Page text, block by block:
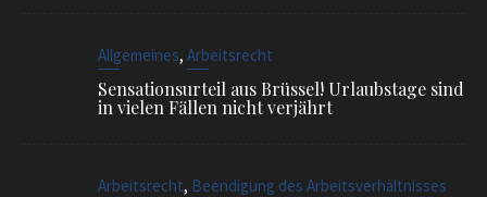
Allgemeines, Arbeitsrecht
Sensationsurteil aus Brüssel! Urlaubstage sind
in vielen Fällen nicht verjährt
Arbeitsrecht, Beendigung des Arbeitsverhältnisses